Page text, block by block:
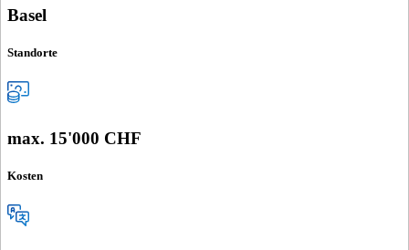
Basel
Standorte
max. 15'000 CHF
Kosten